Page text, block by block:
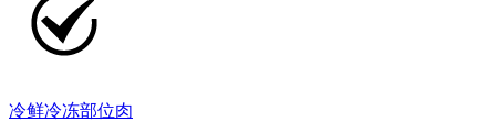
冷鲜冷冻部位肉